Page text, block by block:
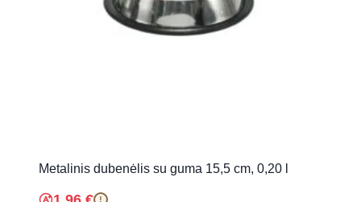
Metalinis dubenėlis su guma 15,5 cm, 0,20 l
!